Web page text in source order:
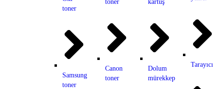
toner
Samsung
toner
toner
Canon
toner
kartuş
Dolum
mürekkep
Tarayıcı